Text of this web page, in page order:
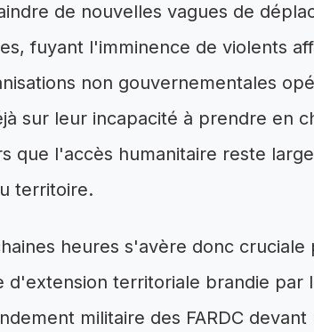
de nouvelles vagues de
fuyant l'imminence de violents
non gouvernementales
sur leur incapacité à prendre en
que l'accès humanitaire reste
territoire.
heures s'avère donc
d'extension territoriale brandie par
militaire des FARDC